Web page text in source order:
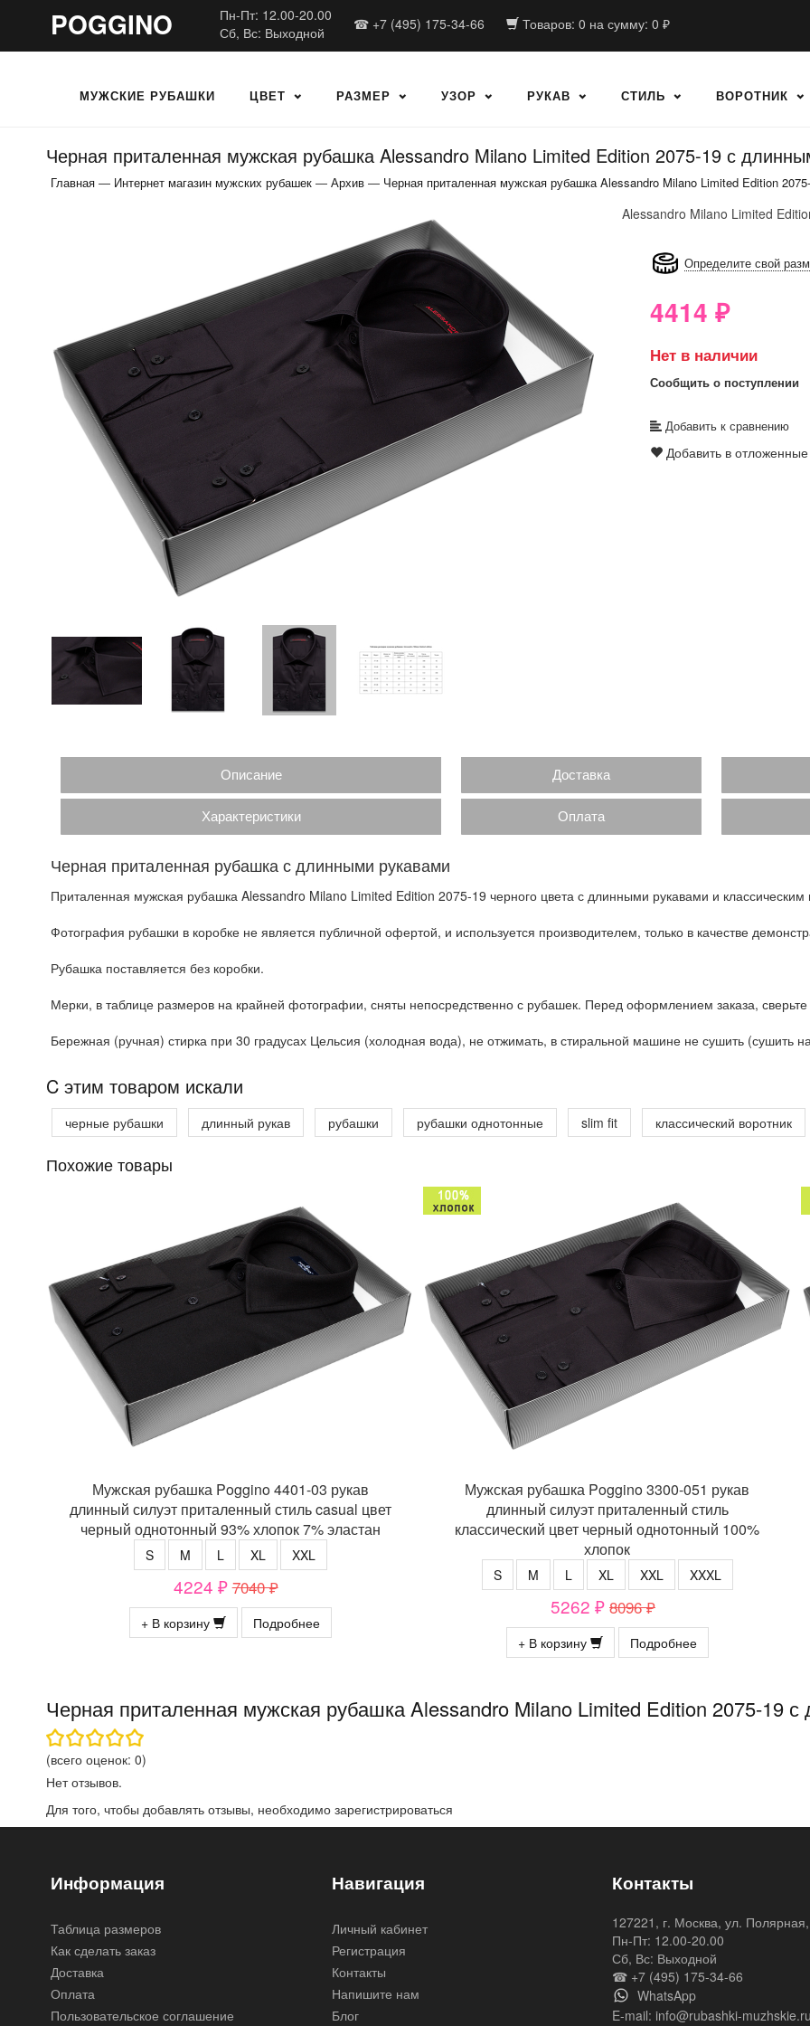
POGGINO
Пн-Пт: 12.00-20.00
Сб, Вс: Выходной
☎ +7 (495) 175-34-66 Товаров: 0 на сумму: 0 ₽
МУЖСКИЕ РУБАШКИ ЦВЕТ РАЗМЕР УЗОР РУКАВ СТИЛЬ ВОРОТНИК
Черная приталенная мужская рубашка Alessandro Milano Limited Edition 2075-19 с
Главная — Интернет магазин мужских рубашек — Архив — Черная приталенная мужская рубашка Alessandro Milano Limited Edition
Alessandro Milano Limited
Определите свой
4414 ₽
Нет в наличии
Сообщить о поступлении
Добавить к сравнению
Добавить в отложенные
Описание Доставка
Характеристики Оплата
Черная приталенная рубашка с длинными рукавами
Приталенная мужская рубашка Alessandro Milano Limited Edition 2075-19 черного цвета с длинными рукавами и классическим
Фотография рубашки в коробке не является публичной офертой, и используется производителем, только в качестве
Рубашка поставляется без коробки.
Мерки, в таблице размеров на крайней фотографии, сняты непосредственно с рубашек. Перед оформлением заказа,
Бережная (ручная) стирка при 30 градусах Цельсия (холодная вода), не отжимать, в стиральной машине не сушить (сушить
C этим товаром искали
черные рубашки длинный рукав рубашки рубашки однотонные slim fit классический воротник
Похожие товары
Мужская рубашка Poggino 4401-03 рукав
длинный силуэт приталенный стиль casual цвет
черный однотонный 93% хлопок 7% эластан
S M L XL XXL
4224 ₽ 7040 ₽
+ В корзину Подробнее
Мужская рубашка Poggino 3300-051 рукав
длинный силуэт приталенный стиль
классический цвет черный однотонный 100%
хлопок
S M L XL XXL XXXL
5262 ₽ 8096 ₽
+ В корзину Подробнее
Черная приталенная мужская рубашка Alessandro Milano Limited Edition 2075-19
(всего оценок: 0)
Нет отзывов.
Для того, чтобы добавлять отзывы, необходимо зарегистрироваться
Информация
Таблица размеров
Как сделать заказ
Доставка
Оплата
Пользовательское соглашение
Навигация
Личный кабинет
Регистрация
Контакты
Напишите нам
Блог
Контакты
127221, г. Москва, ул.
Пн-Пт: 12.00-20.00
Сб, Вс: Выходной
☎ +7 (495) 175-34-66
WhatsApp
E-mail: info@rubashki-muzhskie.ru